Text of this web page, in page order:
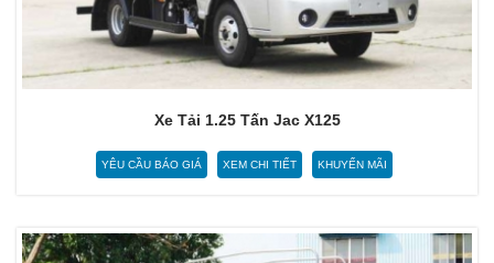
Xe Tải 1.25 Tấn Jac X125
YÊU CẦU BÁO GIÁ XEM CHI TIẾT KHUYẾN MÃI